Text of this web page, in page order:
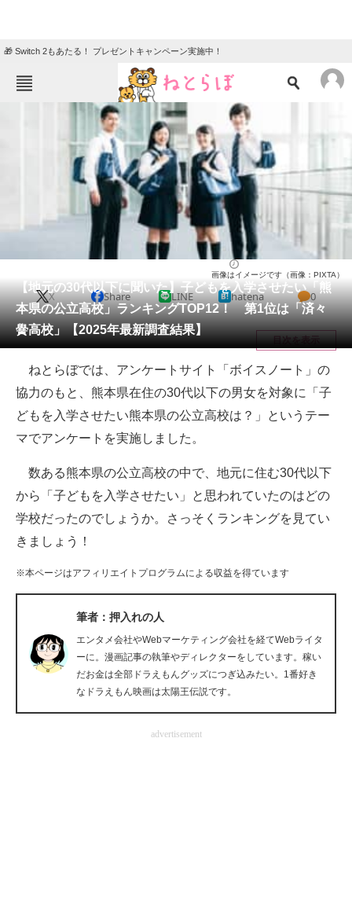
🎁 Switch 2もあたる！ プレゼントキャンペーン実施中！
ねとらぼメニュー
ニュース
クイズ
地域
教育・育児
リサーチ
会員記事
メディア
注目記事を集めた総合ページ
ITの今と未来を見通す
スマホと通信の最新トレンド
好きが集まる 比べて選べる
ビジネスと働き方のヒント
経営リーダーのコミュニティ
マーケ×ITの今がよく分かる
ITエンジニア向け専門サイト
【地元の30代以下に聞いた】子どもを入学させたい「熊
本県の公立高校」ランキングTOP12！ 第1位は「済々
黌高校」【2025年最新調査結果】
画像はイメージです（画像：PIXTA）
X Share LINE hatena 0
目次を表示
ねとらぼでは、アンケートサイト「ボイスノート」の
協力のもと、熊本県在住の30代以下の男女を対象に「子
どもを入学させたい熊本県の公立高校は？」というテー
マでアンケートを実施しました。
数ある熊本県の公立高校の中で、地元に住む30代以下
から「子どもを入学させたい」と思われていたのはどの
学校だったのでしょうか。さっそくランキングを見てい
きましょう！
※本ページはアフィリエイトプログラムによる収益を得ています
筆者：押入れの人
エンタメ会社やWebマーケティング会社を経てWebライタ
ーに。漫画記事の執筆やディレクターをしています。稼い
だお金は全部ドラえもんグッズにつぎ込みたい。1番好き
なドラえもん映画は太陽王伝説です。
advertisement